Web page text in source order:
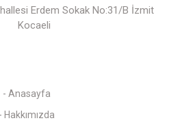
Erdem Sokak No:31/B İzmit
Kocaeli
- Anasayfa
- Hakkımızda